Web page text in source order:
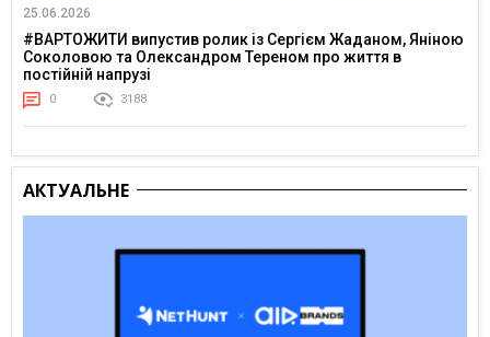
25.06.2026
#ВАРТОЖИТИ випустив ролик із Сергієм Жаданом, Яніною
Соколовою та Олександром Тереном про життя в
постійній напрузі
0 3188
АКТУАЛЬНЕ